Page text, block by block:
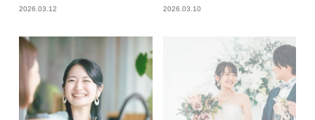
2026.03.12 2026.03.10